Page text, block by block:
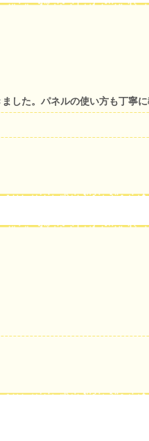
した。パネルの使い方も丁寧